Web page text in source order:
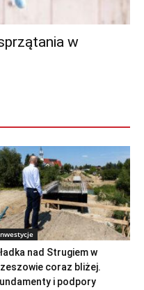
w
nad Strugiem w
coraz bliżej.
i podpory